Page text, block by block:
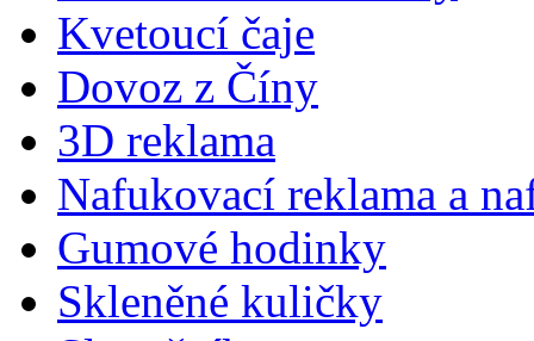
Kvetoucí čaje
Dovoz z Číny
3D reklama
Nafukovací reklama a
Gumové hodinky
Skleněné kuličky